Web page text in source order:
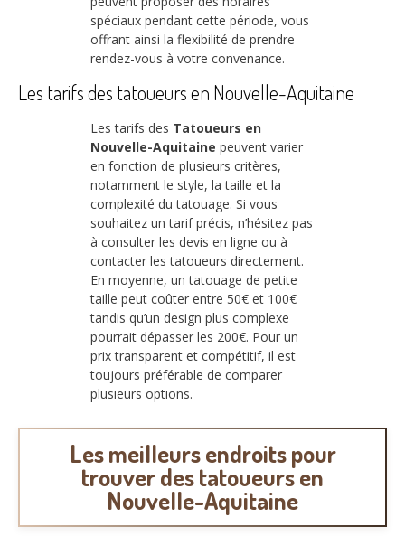
spéciaux pendant cette période, vous
offrant ainsi la flexibilité de prendre
rendez-vous à votre convenance.
Les tarifs des tatoueurs en Nouvelle-Aquitaine
Les tarifs des Tatoueurs en
Nouvelle-Aquitaine peuvent varier
en fonction de plusieurs critères,
notamment le style, la taille et la
complexité du tatouage. Si vous
souhaitez un tarif précis, n’hésitez pas
à consulter les devis en ligne ou à
contacter les tatoueurs directement.
En moyenne, un tatouage de petite
taille peut coûter entre 50€ et 100€
tandis qu’un design plus complexe
pourrait dépasser les 200€. Pour un
prix transparent et compétitif, il est
toujours préférable de comparer
plusieurs options.
Les meilleurs endroits pour
trouver des tatoueurs en
Nouvelle-Aquitaine